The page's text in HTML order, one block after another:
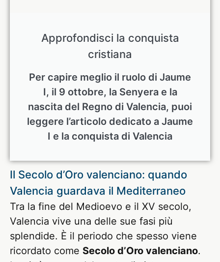
Approfondisci la conquista
cristiana
Per capire meglio il ruolo di Jaume
I, il 9 ottobre, la Senyera e la
nascita del Regno di Valencia, puoi
leggere l’articolo dedicato a Jaume
I e la conquista di Valencia
Il Secolo d’Oro valenciano: quando
Valencia guardava il Mediterraneo
Tra la fine del Medioevo e il XV secolo,
Valencia vive una delle sue fasi più
splendide. È il periodo che spesso viene
ricordato come Secolo d’Oro valenciano.